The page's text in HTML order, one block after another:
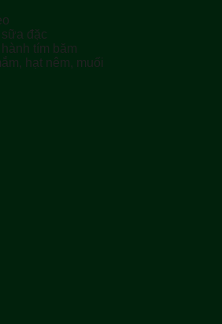
đặc
tím băm
hạt nêm, muối